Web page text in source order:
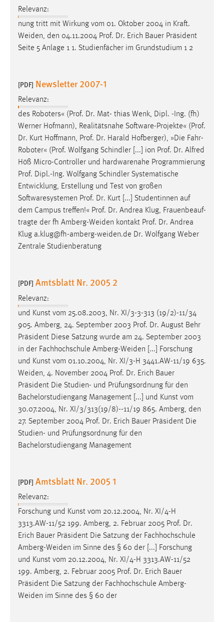
Relevanz:
nung tritt mit Wirkung vom 01. Oktober 2004 in Kraft.
Weiden, den 04.11.2004 Prof. Dr. Erich Bauer Präsident
Seite 5 Anlage 1 1. Studienfächer im Grundstudium 1 2
[PDF] Newsletter 2007-1
Relevanz:
des Roboters« (Prof. Dr. Mat- thias Wenk, Dipl. -Ing. (fh)
Werner Hofmann), Realitätsnahe Software-Projekte« (Prof.
Dr. Kurt Hoffmann, Prof. Dr. Harald Hofberger), »Die Fahr-
Roboter« (Prof. Wolfgang Schindler [...] ion Prof. Dr. Alfred
Höß Micro-Controller und hardwarenahe Programmierung
Prof. Dipl.-Ing. Wolfgang Schindler Systematische
Entwicklung, Erstellung und Test von großen
Softwaresystemen Prof. Dr. Kurt [...] Studentinnen auf
dem Campus treffen!« Prof. Dr. Andrea Klug, Frauenbeauf-
tragte der fh Amberg-Weiden kontakt Prof. Dr. Andrea
Klug a.klug@fh-amberg-weiden.de Dr. Wolfgang Weber
Zentrale Studienberatung
[PDF] Amtsblatt Nr. 2005 2
Relevanz:
und Kunst vom 25.08.2003, Nr. XI/3-3-313 (19/2)-11/34
905. Amberg, 24. September 2003 Prof. Dr. August Behr
Präsident Diese Satzung wurde am 24. September 2003
in der Fachhochschule Amberg-Weiden [...] Forschung
und Kunst vom 01.10.2004, Nr. XI/3-H 3441.AW-11/19 635.
Weiden, 4. November 2004 Prof. Dr. Erich Bauer
Präsident Die Studien- und Prüfungsordnung für den
Bachelorstudiengang Management [...] und Kunst vom
30.07.2004, Nr. XI/3/313(19/8)--11/19 865. Amberg, den
27. September 2004 Prof. Dr. Erich Bauer Präsident Die
Studien- und Prüfungsordnung für den
Bachelorstudiengang Management
[PDF] Amtsblatt Nr. 2005 1
Relevanz:
Forschung und Kunst vom 20.12.2004, Nr. XI/4-H
3313.AW-11/52 199. Amberg, 2. Februar 2005 Prof. Dr.
Erich Bauer Präsident Die Satzung der Fachhochschule
Amberg-Weiden im Sinne des § 60 der [...] Forschung
und Kunst vom 20.12.2004, Nr. XI/4-H 3313.AW-11/52
199. Amberg, 2. Februar 2005 Prof. Dr. Erich Bauer
Präsident Die Satzung der Fachhochschule Amberg-
Weiden im Sinne des § 60 der